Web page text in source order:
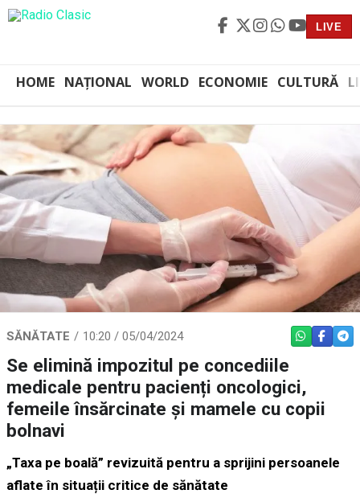
LIVE
HOME NAȚIONAL WORLD ECONOMIE CULTURĂ
SĂNĂTATE 10:20 / 05/04/2024 WHATSAPP
Se elimină impozitul pe concediile
medicale pentru pacienți oncologici,
femeile însărcinate și mamele cu copii
bolnavi
„Taxa pe boală” revizuită pentru a sprijini persoanele
aflate în situații critice de sănătate